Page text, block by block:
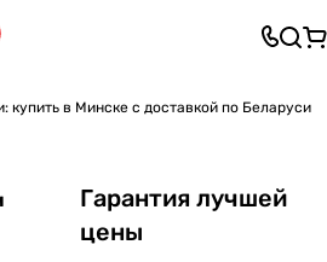
купить в Минске с доставкой по Беларуси
Гарантия лучшей
цены